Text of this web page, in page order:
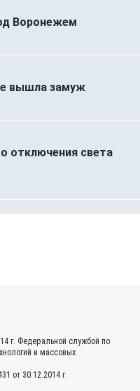
Воронежем
вышла замуж
отключения света
г. Федеральной службой по
и массовых
от 30.12.2014 г.